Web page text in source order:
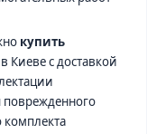
купить
в Киеве с доставкой